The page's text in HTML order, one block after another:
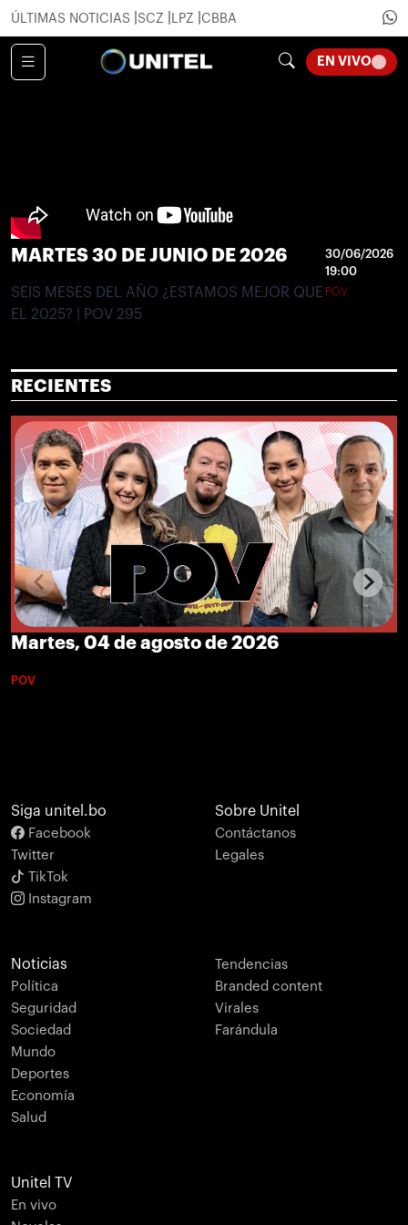
ÚLTIMAS NOTICIAS SCZ LPZ CBBA
EN VIVO
MARTES 30 DE JUNIO DE 2026
SEIS MESES DEL AÑO ¿ESTAMOS MEJOR QUE
EL 2025? | POV 295
30/06/2026
19:00
POV
RECIENTES
Martes, 04 de agosto de 2026
POV
Siga unitel.bo
Facebook
Twitter
TikTok
Instagram
Sobre Unitel
Contáctanos
Legales
Noticias
Política
Seguridad
Sociedad
Mundo
Deportes
Economía
Salud
Tendencias
Branded content
Virales
Farándula
Unitel TV
En vivo